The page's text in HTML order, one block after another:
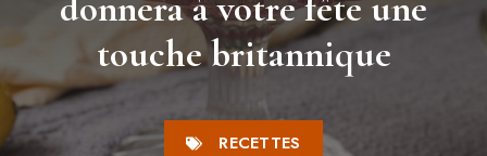
touche britannique
RECETTES